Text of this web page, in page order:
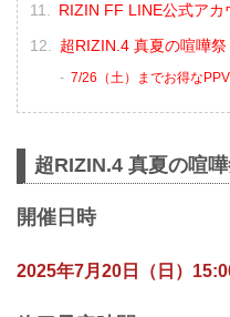
RIZIN FF LINE公式アカ
超RIZIN.4 真夏の喧嘩
7/26（土）までお得な
超RIZIN.4 真夏の喧
開催日時
2025年7月20日（日）